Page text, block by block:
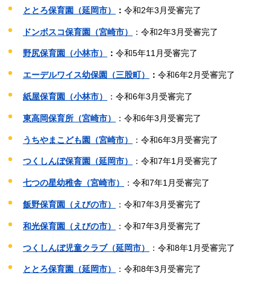
ととろ保育園（延岡市） ： 令和2年3月受審完了
ドンボスコ保育園（宮崎市） ：令和2年3月受審完了
野尻保育園（小林市） ： 令和5年11月受審完了
エーデルワイス幼保園（三股町） ： 令和6年2月受審完了
紙屋保育園（小林市） ：令和6年3月受審完了
東高岡保育所（宮崎市） ：令和6年3月受審完了
うちやまこども園（宮崎市） ：令和6年3月受審完了
つくしんぼ保育園（延岡市） ：令和7年1月受審完了
七つの星幼稚舎（宮崎市） ：令和7年1月受審完了
飯野保育園（えびの市） ：令和7年3月受審完了
和光保育園（えびの市） ：令和7年3月受審完了
つくしんぼ児童クラブ（延岡市） ：令和8年1月受審完了
ととろ保育園（延岡市） ：令和8年3月受審完了